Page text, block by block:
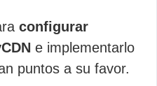
configurar
e implementarlo
puntos a su favor.